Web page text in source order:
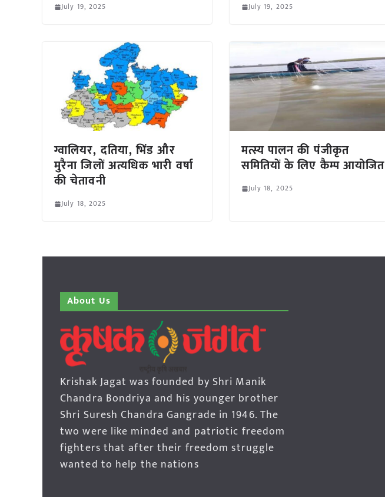
July 19, 2025 July 19, 2025
ग्वालियर, दतिया, भिंड और
मुरैना जिलों अत्यधिक भारी वर्षा
की चेतावनी
July 18, 2025
मत्स्य पालन की पंजीकृत
समितियों के लिए कैम्प आयोजित
July 18, 2025
About Us
Krishak Jagat was founded by Shri Manik
Chandra Bondriya and his younger brother
Shri Suresh Chandra Gangrade in 1946. The
two were like minded and patriotic freedom
fighters that after their freedom struggle
wanted to help the nations